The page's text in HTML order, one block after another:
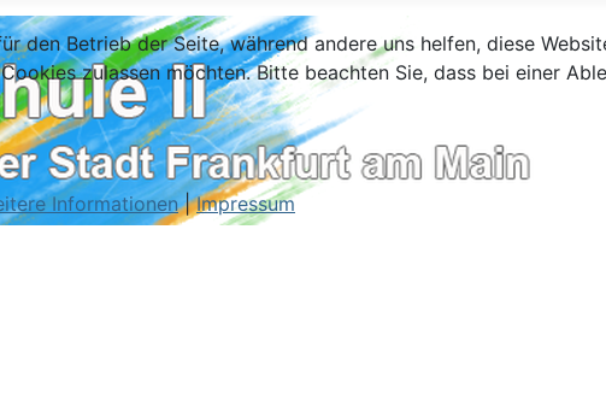
den Betrieb der Seite, während andere uns helfen, diese
zulassen möchten. Bitte beachten Sie, dass bei einer
Informationen|Impressum